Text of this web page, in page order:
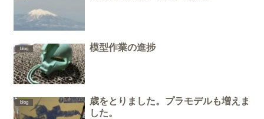
blog 模型作業の進捗
blog
歳をとりました。プラモデルも増えま
した。